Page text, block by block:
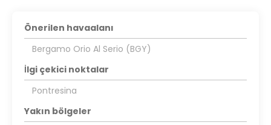
Önerilen havaalanı
Bergamo Orio Al Serio (BGY)
İlgi çekici noktalar
Pontresina
Yakın bölgeler